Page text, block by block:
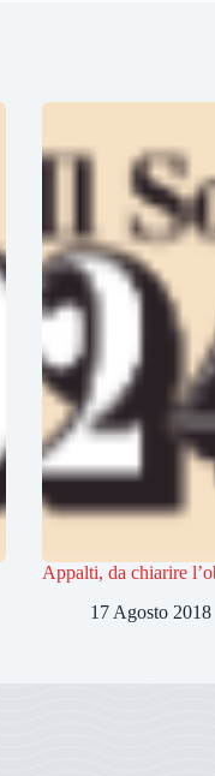
Appalti, da chiarire
17 Agosto 2018